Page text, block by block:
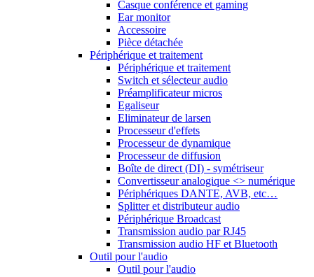
Casque conférence et gaming
Ear monitor
Accessoire
Pièce détachée
Périphérique et traitement
Périphérique et traitement
Switch et sélecteur audio
Préamplificateur micros
Egaliseur
Eliminateur de larsen
Processeur d'effets
Processeur de dynamique
Processeur de diffusion
Boîte de direct (DI) - symétriseur
Convertisseur analogique <> numérique
Périphériques DANTE, AVB, etc…
Splitter et distributeur audio
Périphérique Broadcast
Transmission audio par RJ45
Transmission audio HF et Bluetooth
Outil pour l'audio
Outil pour l'audio